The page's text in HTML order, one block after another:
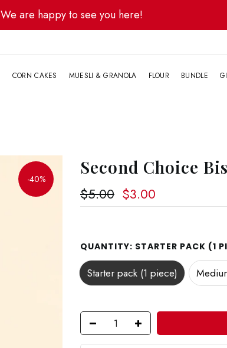
We are happy to see you here!
CORN CAKES MUESLI & GRANOLA FLOUR BUNDLE
-40%
Second Choice
$5.00 $3.00
QUANTITY: STARTER PACK (1
Starter pack (1 piece)